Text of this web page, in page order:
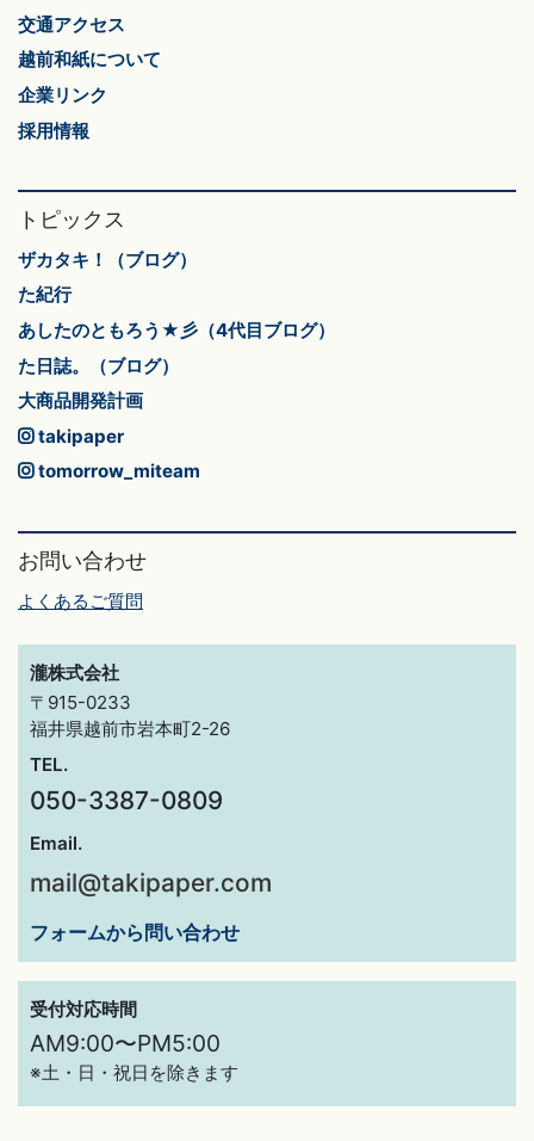
交通アクセス
越前和紙について
企業リンク
採用情報
トピックス
ザカタキ！（ブログ）
た紀行
あしたのともろう★彡（4代目ブログ）
た日誌。（ブログ）
大商品開発計画
takipaper
tomorrow_miteam
お問い合わせ
よくあるご質問
瀧株式会社
〒915-0233
福井県越前市岩本町2-26
TEL.
050-3387-0809
Email.
mail@takipaper.com
フォームから問い合わせ
受付対応時間
AM9:00〜PM5:00
※土・日・祝日を除きます